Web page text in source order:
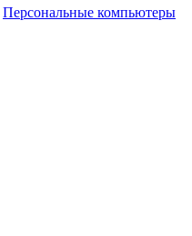
Персональные компьютеры